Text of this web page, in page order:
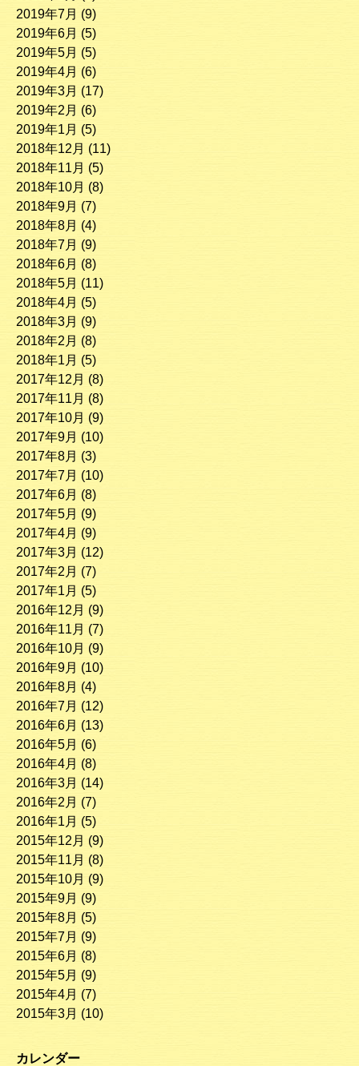
2019年7月 (9)
2019年6月 (5)
2019年5月 (5)
2019年4月 (6)
2019年3月 (17)
2019年2月 (6)
2019年1月 (5)
2018年12月 (11)
2018年11月 (5)
2018年10月 (8)
2018年9月 (7)
2018年8月 (4)
2018年7月 (9)
2018年6月 (8)
2018年5月 (11)
2018年4月 (5)
2018年3月 (9)
2018年2月 (8)
2018年1月 (5)
2017年12月 (8)
2017年11月 (8)
2017年10月 (9)
2017年9月 (10)
2017年8月 (3)
2017年7月 (10)
2017年6月 (8)
2017年5月 (9)
2017年4月 (9)
2017年3月 (12)
2017年2月 (7)
2017年1月 (5)
2016年12月 (9)
2016年11月 (7)
2016年10月 (9)
2016年9月 (10)
2016年8月 (4)
2016年7月 (12)
2016年6月 (13)
2016年5月 (6)
2016年4月 (8)
2016年3月 (14)
2016年2月 (7)
2016年1月 (5)
2015年12月 (9)
2015年11月 (8)
2015年10月 (9)
2015年9月 (9)
2015年8月 (5)
2015年7月 (9)
2015年6月 (8)
2015年5月 (9)
2015年4月 (7)
2015年3月 (10)
カレンダー